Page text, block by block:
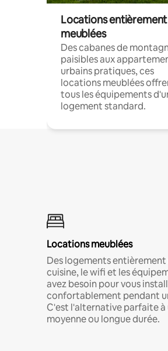
Locations entièrement
meublées
Des cabanes de
paisibles aux
urbains pratiques, ces
locations meublées
tous les équipements
logement standard.
Locations meublées
Des logements entièrement
cuisine, le wifi et les
avez besoin pour vous
confortablement pendant
C'est l'alternative parfaite
moyenne ou longue durée.